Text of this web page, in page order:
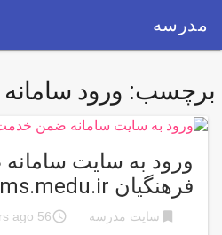
مدرسه
برچسب: ورود سامانه
ورود به سایت
فرهنگیان ltms.medu.ir
bookmark سایت مدرسه access_time
56 years ago